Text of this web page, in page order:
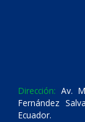
Dirección: Av.
Fernández
Ecuador.